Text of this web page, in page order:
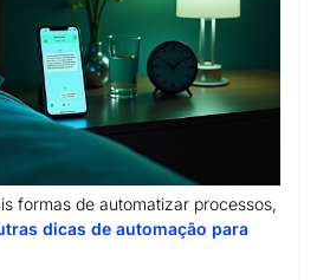
formas de automatizar processos,
dicas de automação para